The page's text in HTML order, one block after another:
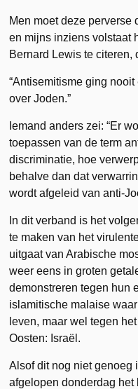
Men moet deze perverse
en mijns inziens volstaat
Bernard Lewis te citeren,
“Antisemitisme ging
over Joden.”
Iemand anders zei: “Er
toepassen van de term
discriminatie, hoe
behalve dan dat
wordt afgeleid van anti-
In dit verband is het
te maken van het
uitgaat van Arabische
weer eens in groten
demonstreren tegen hun
islamitische malaise
leven, maar wel tegen
Oosten: Israël.
Alsof dit nog niet genoeg
afgelopen donderdag